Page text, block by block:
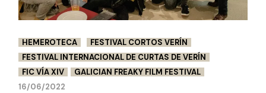
HEMEROTECA
FESTIVAL CORTOS VERÍN
FESTIVAL INTERNACIONAL DE CURTAS DE VERÍN
FIC VÍA XIV
GALICIAN FREAKY FILM FESTIVAL
16/06/2022